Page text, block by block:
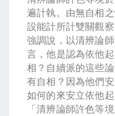
遍計執。由無自相
設能計所計雙關觀
強調說，以清辨論
言，他是認為依他
相？自續派的這些
有自相？因為他們
如何的來安立依他
「清辨論師許色等